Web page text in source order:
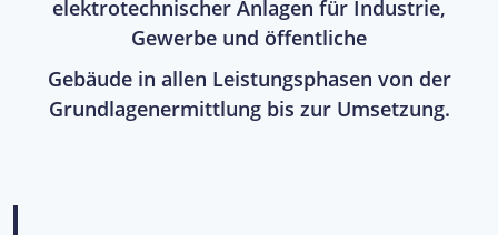
elektrotechnischer Anlagen für Industrie,
Gewerbe und öffentliche
Gebäude in allen Leistungsphasen von der
Grundlagenermittlung bis zur Umsetzung.